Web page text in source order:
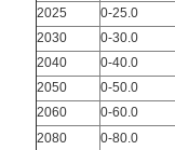
2025
0-25.0
2030
0-30.0
2040
0-40.0
2050
0-50.0
2060
0-60.0
2080
0-80.0